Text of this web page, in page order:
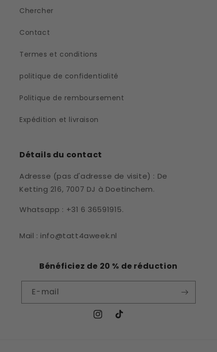
Chercher
Contact
Termes et conditions
politique de confidentialité
Politique de remboursement
Expédition et livraison
Détails du contact
Adresse (pas d'adresse de visite) : De
Ketting 216, 7007 DJ à Doetinchem.
Whatsapp : +31 6 36591915.
Mail : info@tatt4aweek.nl
Bénéficiez de 20 % de réduction
E-mail
Instagram
TikTok